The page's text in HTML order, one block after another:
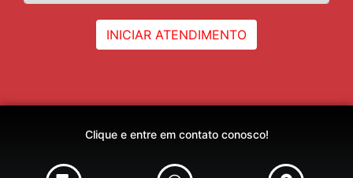
INICIAR ATENDIMENTO
Clique e entre em contato conosco!